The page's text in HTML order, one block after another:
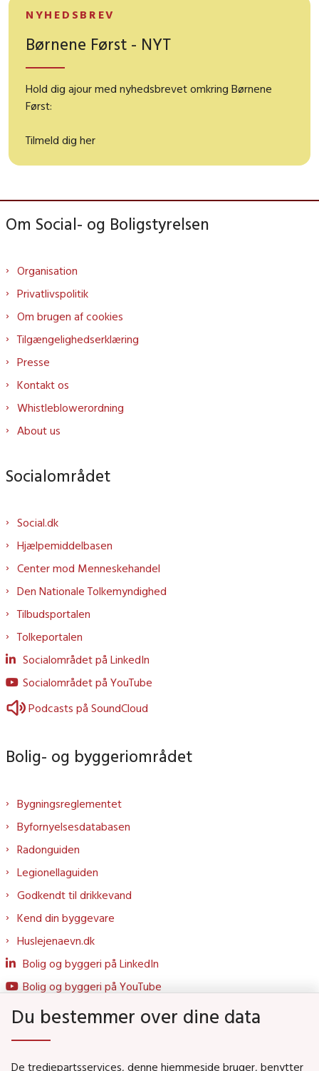
NYHEDSBREV
Børnene Først - NYT
Hold dig ajour med nyhedsbrevet omkring Børnene
Først:
Tilmeld dig her
Om Social- og Boligstyrelsen
Organisation
Privatlivspolitik
Om brugen af cookies
Tilgængelighedserklæring
Presse
Kontakt os
Whistleblowerordning
About us
Socialområdet
Social.dk
Hjælpemiddelbasen
Center mod Menneskehandel
Den Nationale Tolkemyndighed
Tilbudsportalen
Tolkeportalen
Socialområdet på LinkedIn
Socialområdet på YouTube
Podcasts på SoundCloud
Bolig- og byggeriområdet
Bygningsreglementet
Byfornyelsesdatabasen
Radonguiden
Legionellaguiden
Godkendt til drikkevand
Kend din byggevare
Huslejenaevn.dk
Bolig og byggeri på LinkedIn
Bolig og byggeri på YouTube
Du bestemmer over dine data
De tredjepartsservices, denne hjemmeside bruger, benytter